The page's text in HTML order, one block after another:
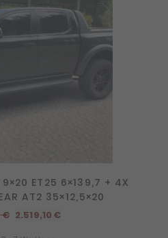
9×20 ET25 6×139,7 + 4X
AT2 35×12,5×20
€ Ursprünglicher
2.519,10€Aktueller